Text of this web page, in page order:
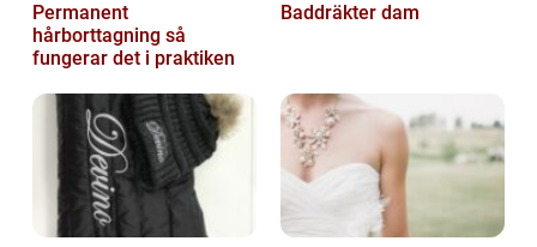
Permanent
hårborttagning så
fungerar det i praktiken
Baddräkter dam